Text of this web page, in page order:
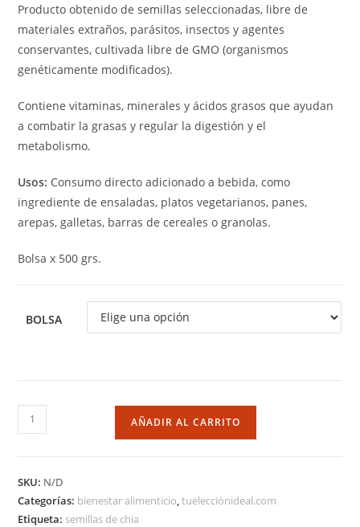
Producto obtenido de semillas seleccionadas, libre de
materiales extraños, parásitos, insectos y agentes
conservantes, cultivada libre de GMO (organismos
genéticamente modificados).
Contiene vitaminas, minerales y ácidos grasos que ayudan
a combatir la grasas y regular la digestión y el
metabolismo.
Usos: Consumo directo adicionado a bebida, como
ingrediente de ensaladas, platos vegetarianos, panes,
arepas, galletas, barras de cereales o granolas.
Bolsa x 500 grs.
BOLSA
AÑADIR AL CARRITO
SKU: N/D
Categorías: bienestar alimenticio ,tuelecciónideal.com
Etiqueta: semillas de chia